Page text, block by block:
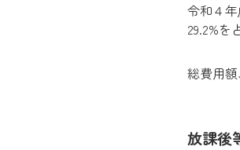
令和４
29.2%を
総費用
放課後